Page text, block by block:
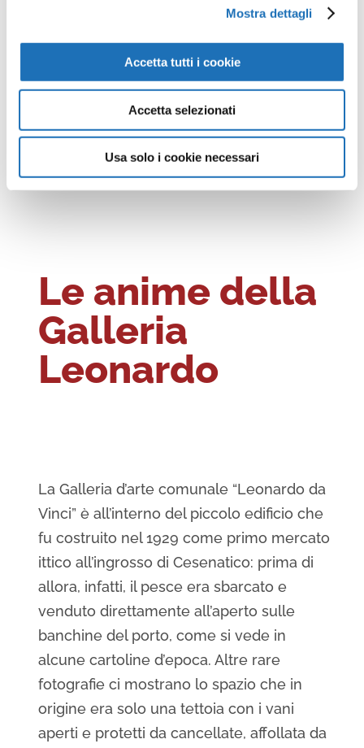
Mostra dettagli
Accetta tutti i cookie
Accetta selezionati
Usa solo i cookie necessari
Le anime della
Galleria
Leonardo
La Galleria d’arte comunale “Leonardo da
Vinci” è all’interno del piccolo edificio che
fu costruito nel 1929 come primo mercato
ittico all’ingrosso di Cesenatico: prima di
allora, infatti, il pesce era sbarcato e
venduto direttamente all’aperto sulle
banchine del porto, come si vede in
alcune cartoline d’epoca. Altre rare
fotografie ci mostrano lo spazio che in
origine era solo una tettoia con i vani
aperti e protetti da cancellate, affollata da